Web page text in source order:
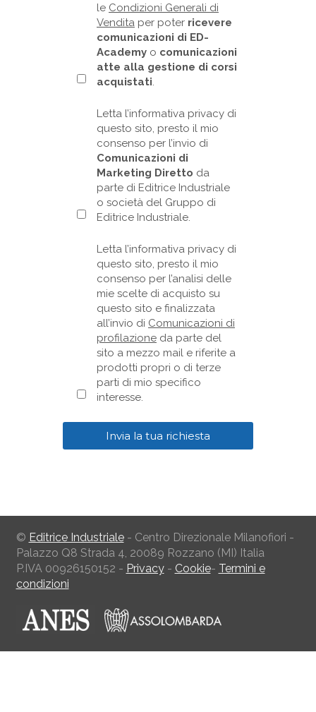
le Condizioni Generali di
Vendita per poter ricevere
comunicazioni di ED-
Academy o comunicazioni
atte alla gestione di corsi
acquistati.
Letta l’informativa privacy di
questo sito, presto il mio
consenso per l’invio di
Comunicazioni di
Marketing Diretto da
parte di Editrice Industriale
o società del Gruppo di
Editrice Industriale.
Letta l’informativa privacy di
questo sito, presto il mio
consenso per l’analisi delle
mie scelte di acquisto su
questo sito e finalizzata
all’invio di Comunicazioni di
profilazione da parte del
sito a mezzo mail e riferite a
prodotti propri o di terze
parti di mio specifico
interesse.
© Editrice Industriale- Centro Direzionale Milanofiori -
Palazzo Q8 Strada 4, 20089 Rozzano (MI) Italia
P.IVA 00926150152 - Privacy- Cookie- Termini e
condizioni